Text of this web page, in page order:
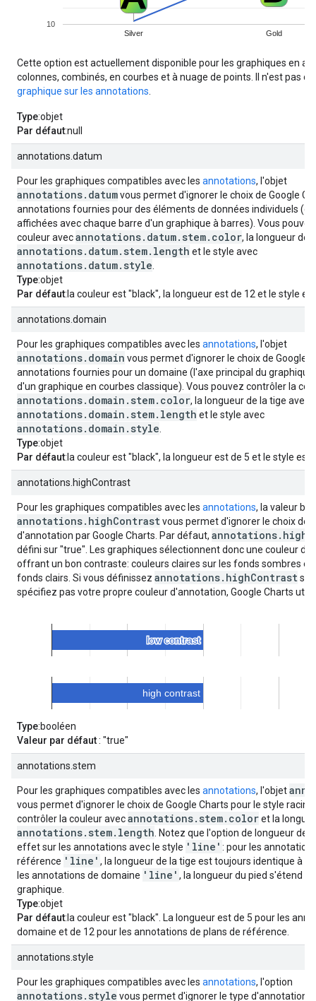
Cette option est actuellement disponible pour les graphiques en
colonnes, combinés, en courbes et à nuage de points. Il n'est pas
graphique sur les annotations
Type:objet
Par défaut:null
annotations.datum
Pour les graphiques compatibles avec les annotations, l'objet
annotations.datumvous permet d'ignorer le choix de Google
annotations fournies pour des éléments de données individuels
affichées avec chaque barre d'un graphique à barres). Vous
couleur avecannotations.datum.stem.color, la longueur de
annotations.datum.stem.length et le style avec
annotations.datum.style
Type:objet
Par défaut:la couleur est "black", la longueur est de 12 et le style
annotations.domain
Pour les graphiques compatibles avec les annotations, l'objet
annotations.domain vous permet d'ignorer le choix de Google
annotations fournies pour un domaine (l'axe principal du
d'un graphique en courbes classique). Vous pouvez contrôler la
annotations.domain.stem.color, la longueur de la tige avec
annotations.domain.stem.length et le style avec
annotations.domain.style
Type:objet
Par défaut:la couleur est "black", la longueur est de 5 et le style est
annotations.highContrast
Pour les graphiques compatibles avec les annotations, la valeur
annotations.highContrastvous permet d'ignorer le choix de
d'annotation par Google Charts. Par défaut,
défini sur "true". Les graphiques sélectionnent donc une couleur
offrant un bon contraste: couleurs claires sur les fonds sombres et
fonds clairs. Si vous définissez annotations.highContrastsur
spécifiez pas votre propre couleur d'annotation, Google Charts
Type:booléen
Valeur par défaut: "true"
annotations.stem
Pour les graphiques compatibles avec les annotations, l'objet
vous permet d'ignorer le choix de Google Charts pour le style
contrôler la couleur avecannotations.stem.coloret la
annotations.stem.length . Notez que l'option de longueur de
effet sur les annotations avec le style 'line' : pour les
référence 'line' , la longueur de la tige est toujours identique à
les annotations de domaine 'line' , la longueur du pied s'étend
graphique.
Type:objet
Par défaut:la couleur est "black". La longueur est de 5 pour les
domaine et de 12 pour les annotations de plans de référence.
annotations.style
Pour les graphiques compatibles avec les annotations, l'option
annotations.style vous permet d'ignorer le type d'annotation